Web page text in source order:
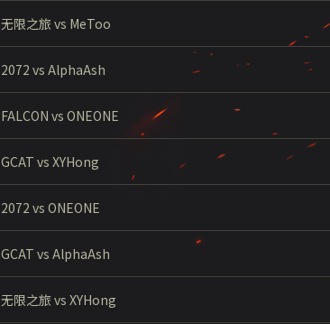
无限之旅 vs MeToo
2072 vs AlphaAsh
FALCON vs ONEONE
GCAT vs XYHong
2072 vs ONEONE
GCAT vs AlphaAsh
无限之旅 vs XYHong